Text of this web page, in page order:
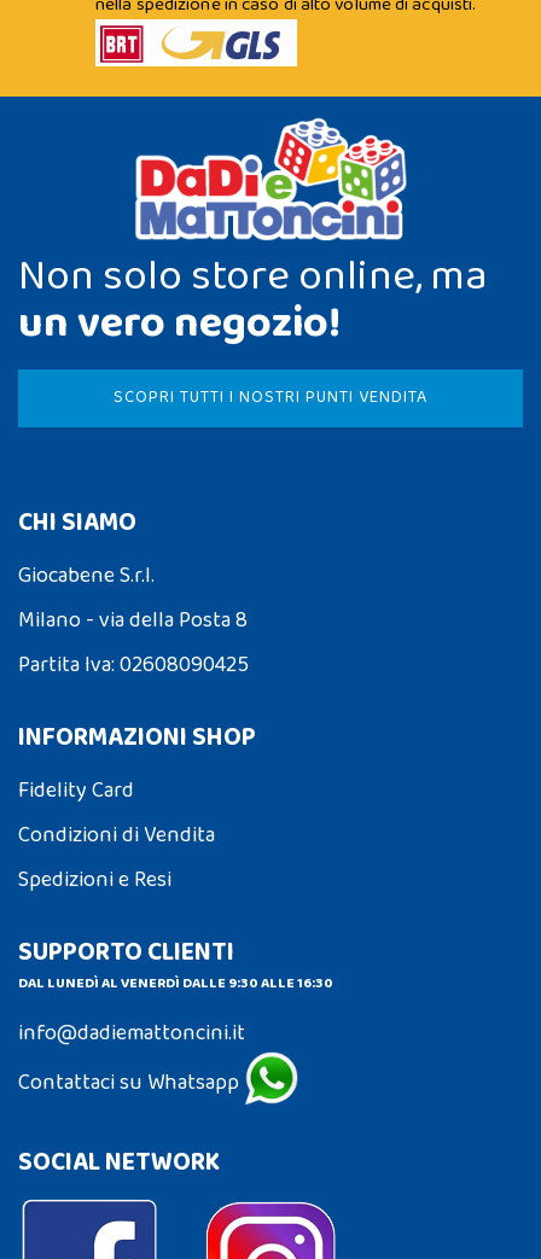
Non solo store online, ma
un vero negozio!
SCOPRI TUTTI I NOSTRI PUNTI VENDITA
CHI SIAMO
Giocabene S.r.l.
Milano - via della Posta 8
Partita Iva: 02608090425
INFORMAZIONI SHOP
Fidelity Card
Condizioni di Vendita
Spedizioni e Resi
SUPPORTO CLIENTI
DAL LUNEDÌ AL VENERDÌ DALLE 9:30 ALLE 16:30
info@dadiemattoncini.it
Contattaci su Whatsapp
SOCIAL NETWORK